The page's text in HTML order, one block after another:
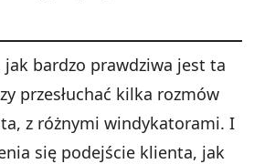
jak bardzo prawdziwa jest ta
przesłuchać kilka rozmów
z różnymi windykatorami. I
się podejście klienta, jak